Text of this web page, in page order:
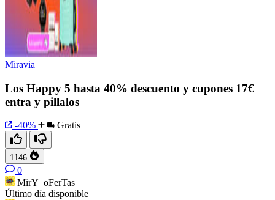
Miravia
Los Happy 5 hasta 40% descuento y cupones 17€
entra y pillalos
-40% Gratis
1146
0
MirY_oFerTas
Último día disponible